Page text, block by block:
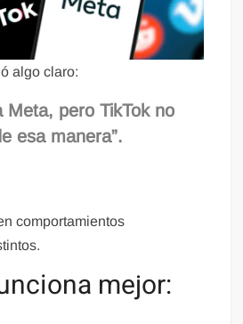
algo claro:
Meta, pero TikTok no
esa manera”.
comportamientos
mejor: